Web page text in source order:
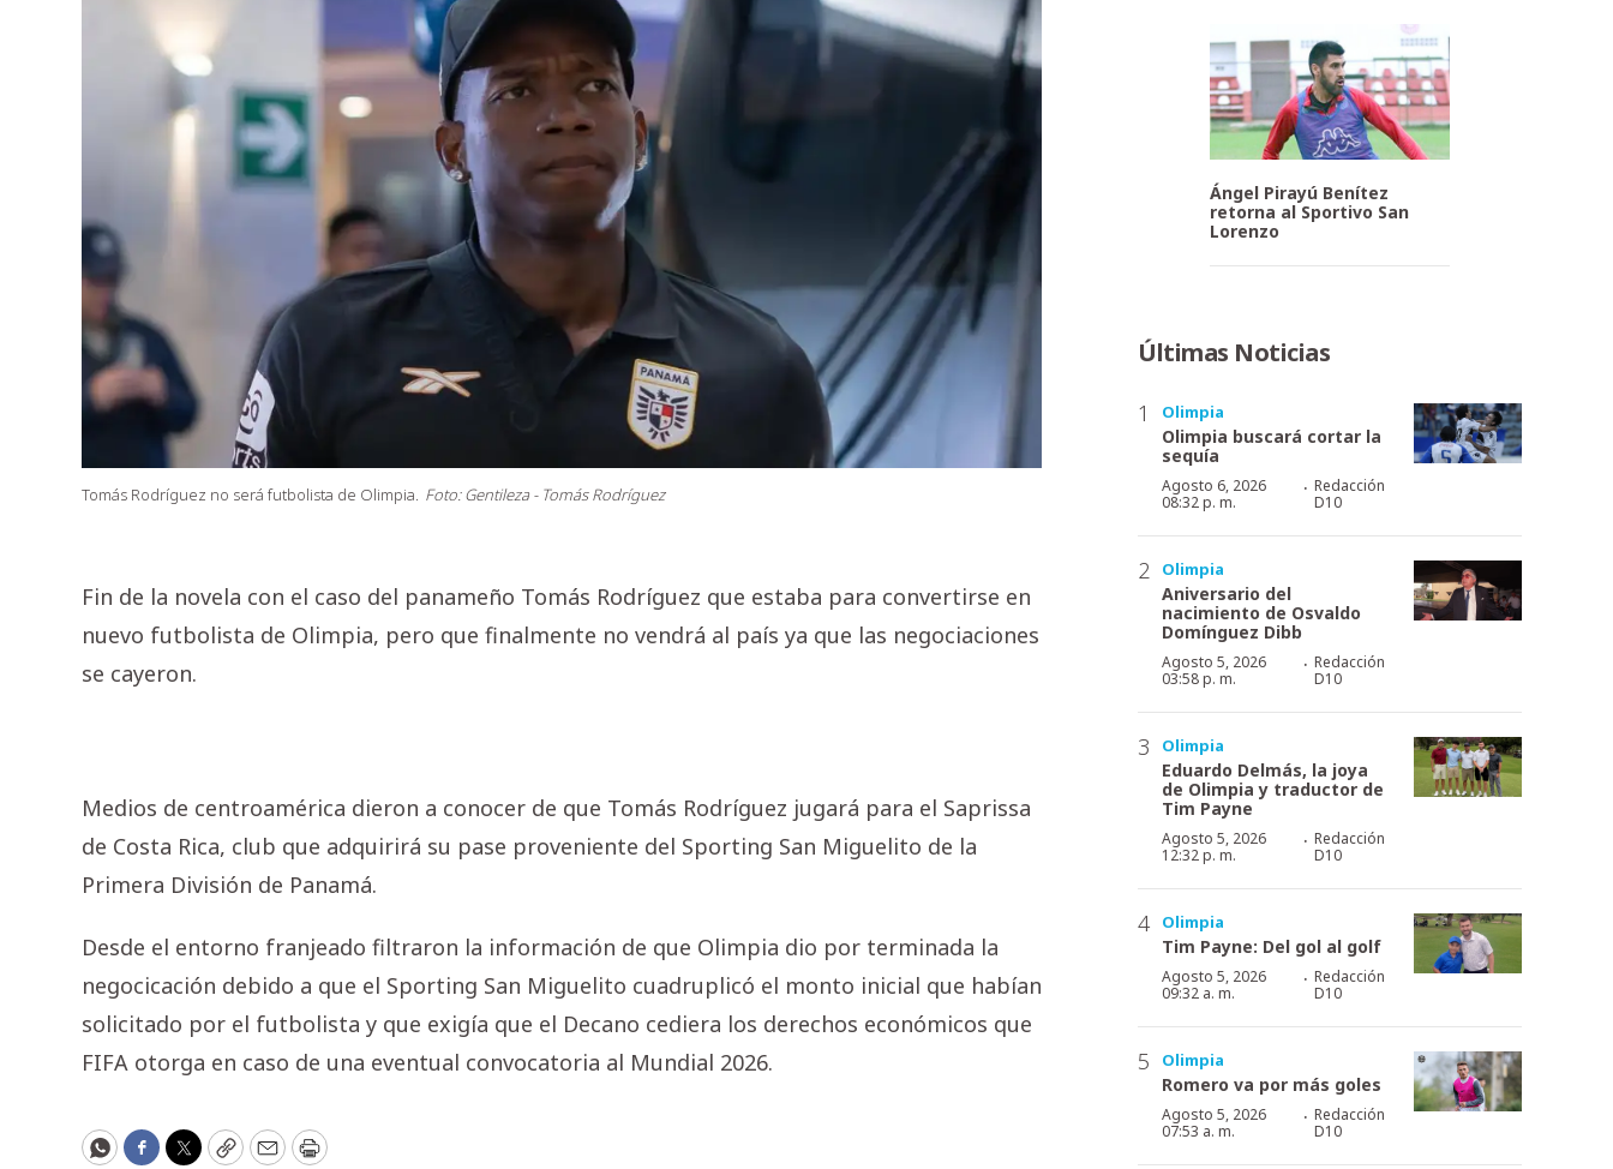
Tomás Rodríguez no será futbolista de Olimpia. Foto: Gentileza - Tomás Rodríguez
Fin de la novela con el caso del panameño Tomás Rodríguez que estaba para convertirse en
nuevo futbolista de Olimpia, pero que finalmente no vendrá al país ya que las negociaciones
se cayeron.
Medios de centroamérica dieron a conocer de que Tomás Rodríguez jugará para el Saprissa
de Costa Rica, club que adquirirá su pase proveniente del Sporting San Miguelito de la
Primera División de Panamá.
Desde el entorno franjeado filtraron la información de que Olimpia dio por terminada la
negocicación debido a que el Sporting San Miguelito cuadruplicó el monto inicial que habían
solicitado por el futbolista y que exigía que el Decano cediera los derechos económicos que
FIFA otorga en caso de una eventual convocatoria al Mundial 2026.
WhatsApp
Facebook
Twitter
CopyEmailPrint
Ángel Pirayú Benítez
retorna al Sportivo San
Lorenzo
Últimas Noticias
Olimpia
Olimpia buscará cortar la
sequía
Agosto 6, 2026
08:32 p. m.
· Redacción
D10
Olimpia
Aniversario del
nacimiento de Osvaldo
Domínguez Dibb
Agosto 5, 2026
03:58 p. m.
· Redacción
D10
Olimpia
Eduardo Delmás, la joya
de Olimpia y traductor de
Tim Payne
Agosto 5, 2026
12:32 p. m.
· Redacción
D10
Olimpia
Tim Payne: Del gol al golf
Agosto 5, 2026
09:32 a. m.
· Redacción
D10
Olimpia
Romero va por más goles
Agosto 5, 2026
07:53 a. m.
· Redacción
D10